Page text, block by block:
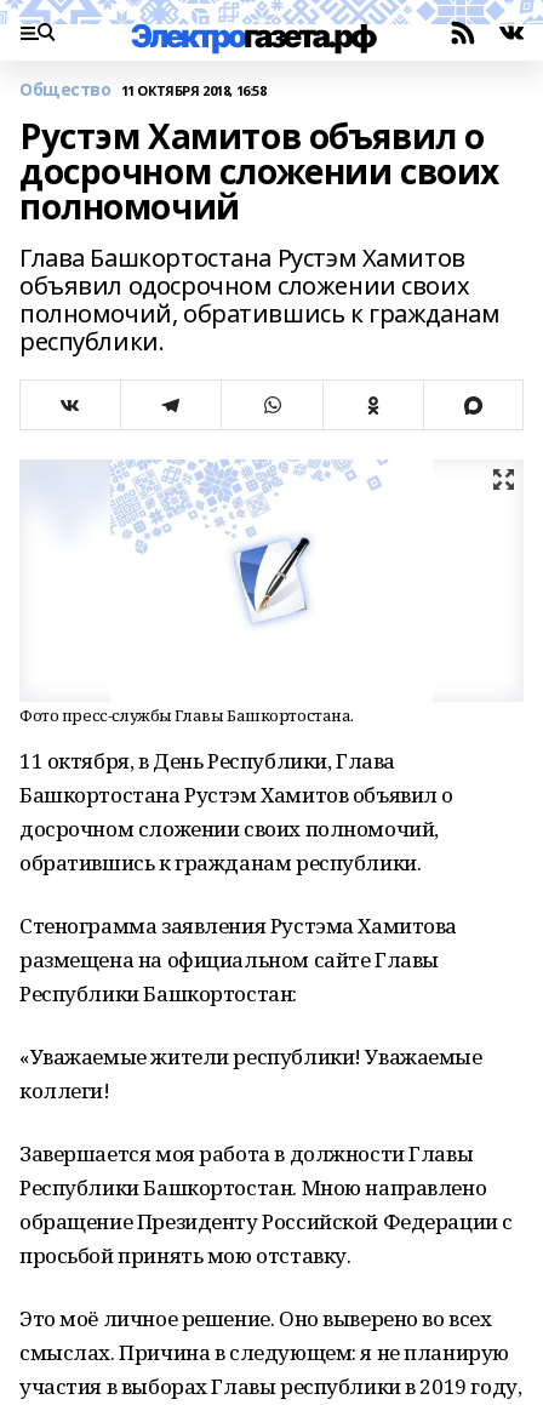
Общество 11 ОКТЯБРЯ 2018, 16:58
Рустэм Хамитов объявил о
досрочном сложении своих
полномочий
Глава Башкортостана Рустэм Хамитов
объявил одосрочном сложении своих
полномочий, обратившись к гражданам
республики.
Фото пресс-службы Главы Башкортостана.
11 октября, в День Республики, Глава
Башкортостана Рустэм Хамитов объявил о
досрочном сложении своих полномочий,
обратившись к гражданам республики.
Стенограмма заявления Рустэма Хамитова
размещена на официальном сайте Главы
Республики Башкортостан:
«Уважаемые жители республики! Уважаемые
коллеги!
Завершается моя работа в должности Главы
Республики Башкортостан. Мною направлено
обращение Президенту Российской Федерации с
просьбой принять мою отставку.
Это моё личное решение. Оно выверено во всех
смыслах. Причина в следующем: я не планирую
участия в выборах Главы республики в 2019 году,